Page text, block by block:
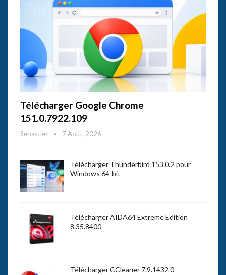
Télécharger Google Chrome
151.0.7922.109
Sebastien 7 Août, 2026
Télécharger Thunderbird 153.0.2 pour
Windows 64-bit
Télécharger AIDA64 Extreme Edition
8.35.8400
Télécharger CCleaner 7.9.1432.0